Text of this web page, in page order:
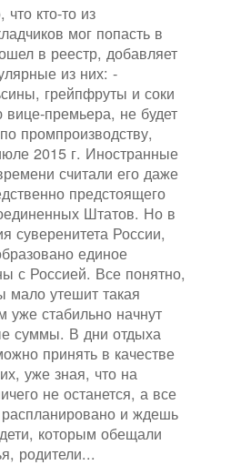
кто-то из
мог попасть в
в реестр, добавляет
из них: -
грейпфруты и соки
премьера, не будет
промпроизводству,
2015 г. Иностранные
считали его даже
предстоящего
Штатов. Но в
суверенитета России,
единое
с Россией. Все понятно,
мало утешит такая
стабильно начнут
суммы. В дни отдыха
принять в качестве
уже зная, что на
не останется, а все
и ждешь
которым обещали
родители...